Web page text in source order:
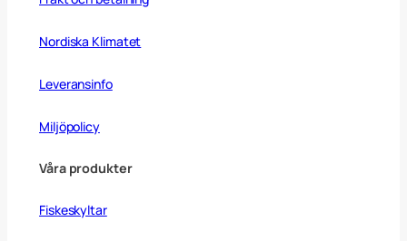
Nordiska Klimatet
Leveransinfo
Miljöpolicy
Våra produkter
Fiskeskyltar